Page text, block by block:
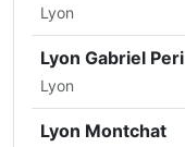
Lyon
Lyon Gabriel Peri
Lyon
Lyon Montchat